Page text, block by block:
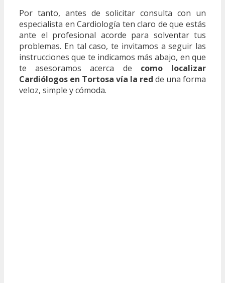
Por tanto, antes de solicitar consulta con un
especialista en Cardiología ten claro de que estás
ante el profesional acorde para solventar tus
problemas. En tal caso, te invitamos a seguir las
instrucciones que te indicamos más abajo, en que
te asesoramos acerca de como localizar
Cardiólogos en Tortosa vía la red de una forma
veloz, simple y cómoda.